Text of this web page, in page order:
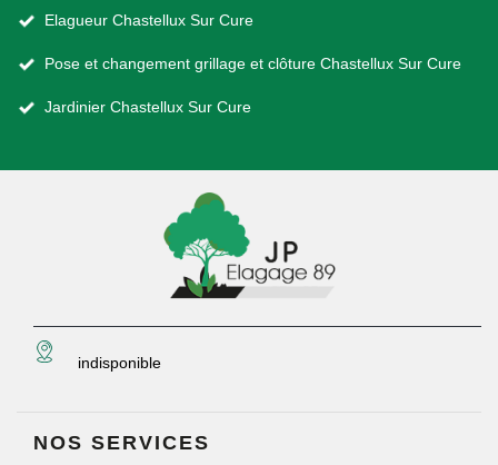
Elagueur Chastellux Sur Cure
Pose et changement grillage et clôture Chastellux Sur Cure
Jardinier Chastellux Sur Cure
indisponible
NOS SERVICES